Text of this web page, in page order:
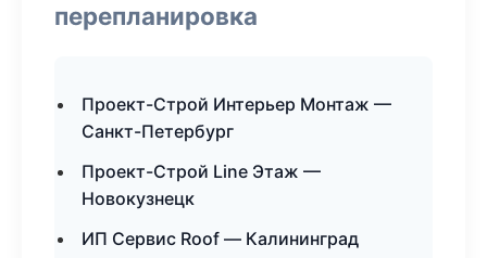
перепланировка
Проект-Строй Интерьер Монтаж —
Санкт-Петербург
Проект-Строй Line Этаж —
Новокузнецк
ИП Сервис Roof — Калининград